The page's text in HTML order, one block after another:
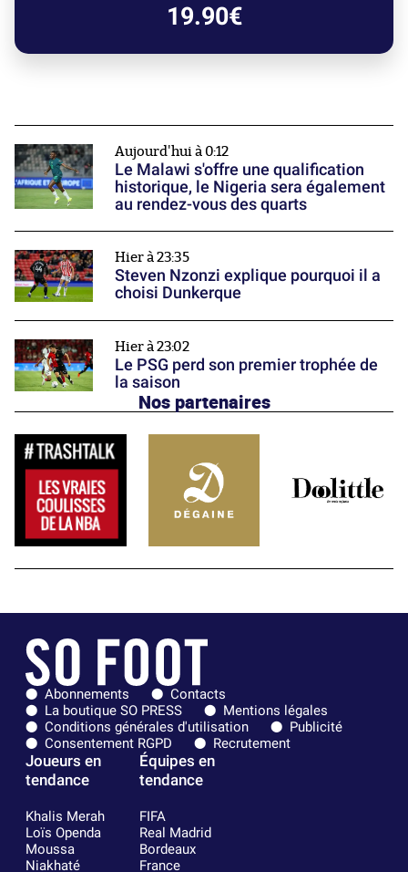
19.90€
Aujourd'hui à 0:12
Le Malawi s'offre une qualification
historique, le Nigeria sera également
au rendez-vous des quarts
Hier à 23:35
Steven Nzonzi explique pourquoi il a
choisi Dunkerque
Hier à 23:02
Le PSG perd son premier trophée de
la saison
Nos partenaires
Abonnements
Contacts
La boutique SO PRESS
Mentions légales
Conditions générales d'utilisation
Publicité
Consentement RGPD
Recrutement
Joueurs en
tendance
Khalis Merah
Loïs Openda
Moussa
Niakhaté
Équipes en
tendance
FIFA
Real Madrid
Bordeaux
France